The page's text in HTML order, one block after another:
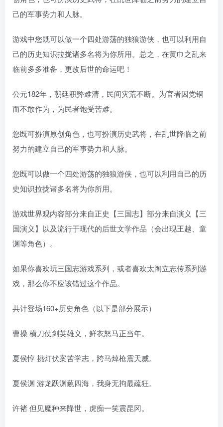
己的军事势力和人脉。
游戏中您既可以做一个四处游荡的独狼游侠，也可以利用自
己的历史知识拉拢诸多名将为你所用。总之，在黄巾之乱来
临前多多准备，更改后世的命运吧！
公元182年，朝廷积弊难清，民间灾荒不断。为官者因党锢
而不敢作为，为民者饱受苦难。
您既可扮演原创角色，也可扮演历史武将，在乱世降临之前
努力的建立自己的军事势力和人脉。
您既可以做一个四处游荡的独狼游侠，也可以利用自己的历
史知识拉拢诸多名将为你所用。
游戏世界观内容部分来自正史【三国志】部分来自演义【三
国演义】以及流行于现代的后世文学作品（会出现王越、童
渊等角色）。
如果你喜欢玩三国志游戏系列，或者喜欢太阁立志传系列游
戏，那么你不应该错过这个作品。
共计登场160+历史角色（以下是部分展示）
曹操 横刀仗剑英雄义，鲜衣怒马正当年。
夏侯惇 挑灯伏案苦学志，跨马焯枪震天威。
夏侯渊 游龙跃渊藐四海，我身无拘最疏狂。
许褚 但见魔种来降世，虎痴一笑震昆冈。